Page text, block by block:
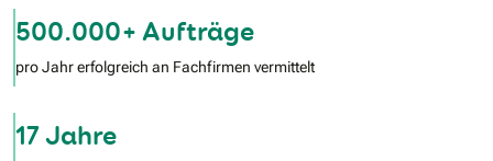
500.000+ Aufträge
pro Jahr erfolgreich an Fachfirmen vermittelt
17 Jahre